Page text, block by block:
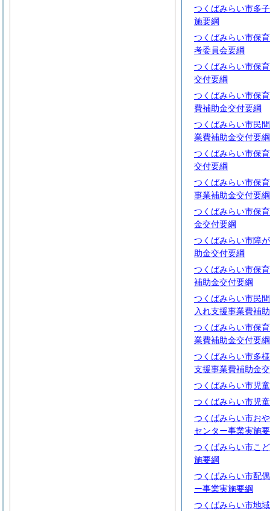
つくばみらい市多
施要綱
つくばみらい市保
考委員会要綱
つくばみらい市保
交付要綱
つくばみらい市保
費補助金交付要綱
つくばみらい市民
業費補助金交付要綱
つくばみらい市保
交付要綱
つくばみらい市保
事業補助金交付要綱
つくばみらい市保
金交付要綱
つくばみらい市障
助金交付要綱
つくばみらい市保
補助金交付要綱
つくばみらい市民
入れ支援事業費補
つくばみらい市保
業費補助金交付要綱
つくばみらい市多
支援事業費補助金
つくばみらい市児
つくばみらい市児
つくばみらい市お
センター事業実施
つくばみらい市こ
施要綱
つくばみらい市配
ー事業実施要綱
つくばみらい市地